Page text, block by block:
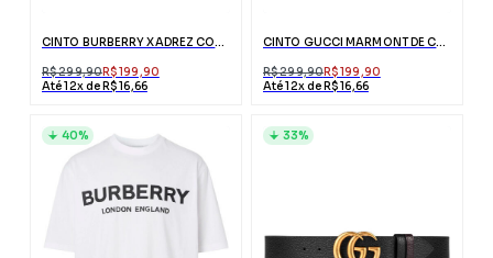
CINTO BURBERRY XADREZ COM LOGO NA FIVELA DUPLA FACE
R$ 299,90R$ 199,90
Até 12x de R$ 16,66
CINTO GUCCI MARMONT DE COURO PRETO COM FIVELA DUPLO G
R$ 299,90R$ 199,90
Até 12x de R$ 16,66
40% 33%